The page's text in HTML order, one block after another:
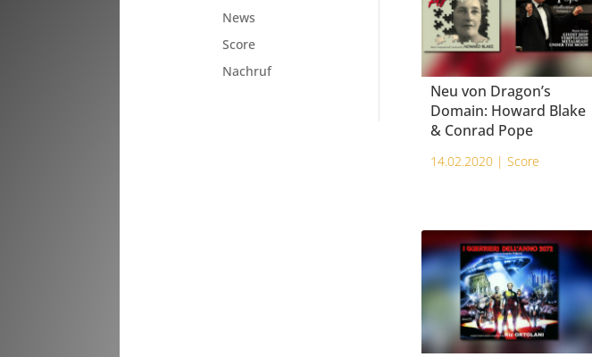
News
Score
Nachruf
Neu von Dragon’s
Domain: Howard Blake
& Conrad Pope
14.02.2020 | Score